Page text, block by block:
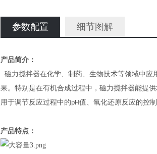
参数配置 细节图解
产品简介：
磁力搅拌器在化学、制药、生物技术等领域中
果。特别是在有机合成过程中，磁力搅拌器能提
用于调节反应过程中的pH值、氧化还原反应的控制
产品特点：